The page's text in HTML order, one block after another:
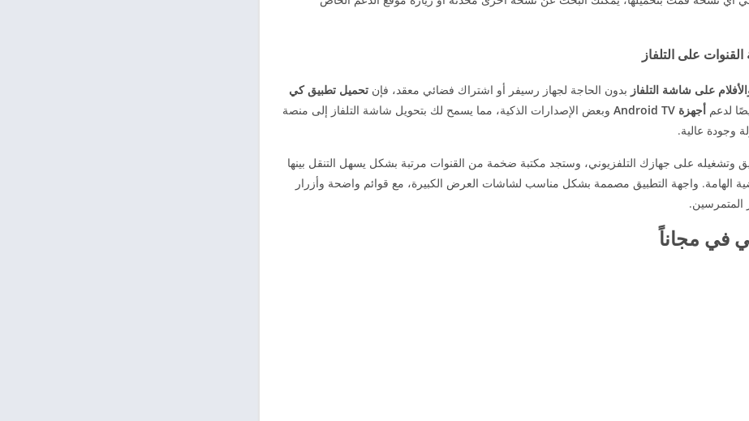
على شاشة التلفاز بدون الحاجة لجهاز رسيفر أو اشتراك فضائي معقد، فإن تحميل تطبيق كي
لدعم أجهزة Android TV
وبعض الإصدارات الذكية، مما يسمح لك بتحويل شاشة التلفاز إلى منصة
وجودة عالية.
وتشغيله على جهازك التلفزيوني، وستجد مكتبة ضخمة من القنوات مرتبة بشكل يسهل التنقل بينها
الهامة. واجهة التطبيق مصممة بشكل مناسب لشاشات العرض الكبيرة، مع قوائم واضحة وأزرار
المتمرسين.